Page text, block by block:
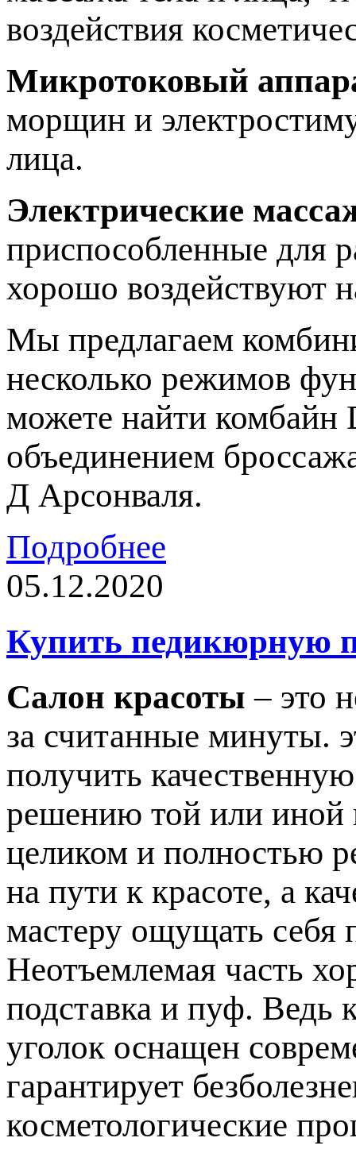
воздействия
Микротоковый
морщин и
лица.
Электрические
приспособленные для
хорошо воздействуют
Мы предлагаем
несколько режимов
можете найти комбайн
объединением
Д Арсонваля.
Подробнее
05.12.2020
Купить педикюрную
Салон красоты – это
за считанные минуты.
получить
решению той или иной
целиком и полностью
на пути к красоте, а
мастеру ощущать себя
Неотъемлемая часть
подставка и пуф. Ведь
уголок оснащен
гарантирует
косметологические